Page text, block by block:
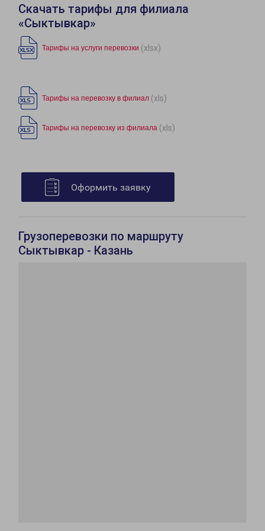
Скачать тарифы для филиала
«Сыктывкар»
Тарифы на услуги перевозки (xlsx)
Тарифы на перевозку в филиал (xls)
Тарифы на перевозку из филиала (xls)
Оформить заявку
Грузоперевозки по маршруту
Сыктывкар - Казань